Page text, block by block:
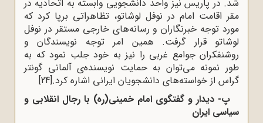
شد. در پاریس نیز واحد دانشجویی وابسته به اتحادیه در
مقر اقامت امام در نوفل لوشاتو، تظاهراتی برپا کرد که
مورد توجه خبرنگاران و رسانه‌های خارجی مستقر در نوفل
لوشاتو قرار گرفت. همین امر توجه نویسندگان و
روشنفکران جوامع غربی را نیز به خود جلب نمود که به
طور نمونه می‌توان به حمایت نویسنده‌ی آلمانی گونتر
گراس از خواسته‌های دانشجویان ایرانی اشاره کرد.[24]
پ- دیدار و گفتگوی امام خمینی(ره) با رجال انقلابی و
سیاسی ایران